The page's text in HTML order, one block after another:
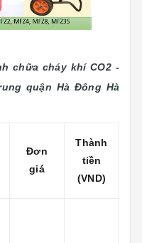
chữa cháy khí CO2 -
quận Hà Đông Hà
Đơn
giá
Thành
tiền
(VND)